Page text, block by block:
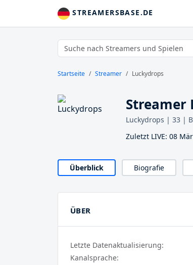
STREAMERSBASE.DE
Startseite Streamer Luckydrops
Streamer
Luckydrops | 33 |
Zuletzt LIVE: 08
Überblick Biografie
ÜBER
Letzte Datenaktualisierung:
Kanalsprache: